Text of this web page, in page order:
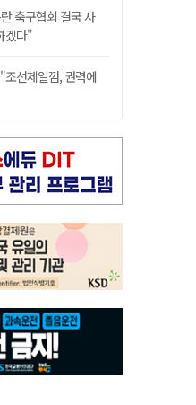
축구협회 결국 사
겠다"
선제일껌, 권력에